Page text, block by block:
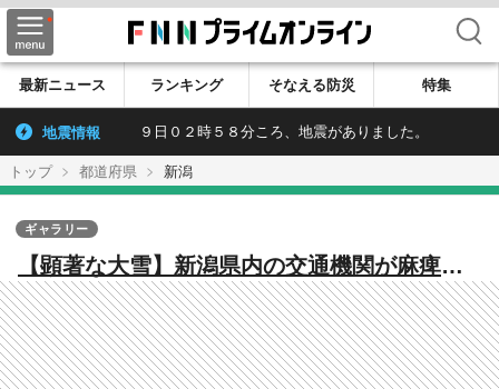
検索
最新ニュース ランキング そなえる防災 特集
地震情報 ９日０２時５８分ころ、地震がありました。
トップ 都道府県 新潟
【顕著な大雪】新潟県内の交通機関が麻痺…
集中除雪のため高速道路・国道がほぼ県内全
域で通行止めに「不要不急の外出控えて」
ギャラリー